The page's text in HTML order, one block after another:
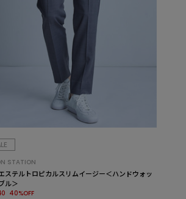
STATION
ステルトロピカルスリムイージー＜ハンドウォッ
ル＞
40%OFF